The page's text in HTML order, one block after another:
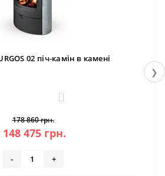
02 піч-камін в камені
3
178 860 грн.
148 475 грн.
- +
❯